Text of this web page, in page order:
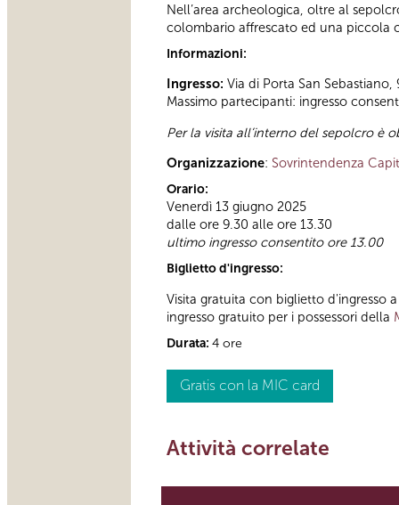
Nell’area archeologica, oltre al
colombario affrescato ed una piccola
Informazioni:
Ingresso: Via di Porta San Sebastiano,
Massimo partecipanti: ingresso
Per la visita all’interno del sepolcro è
Organizzazione: Sovrintendenza
Orario:
Venerdì 13 giugno 2025
dalle ore 9.30 alle ore 13.30
ultimo ingresso consentito ore 13.00
Biglietto d'ingresso:
Visita gratuita con biglietto d'ingresso a
ingresso gratuito per i possessori della
Durata: 4 ore
Gratis con la MIC card
Attività correlate